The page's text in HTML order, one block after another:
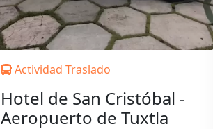
Actividad Traslado
Hotel de San Cristóbal -
Aeropuerto de Tuxtla